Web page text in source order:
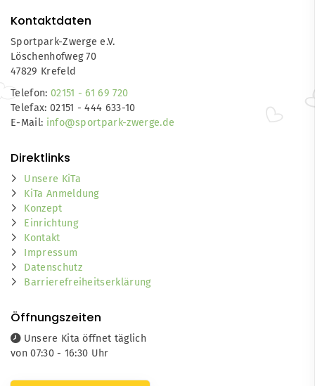
Kontaktdaten
Sportpark-Zwerge e.V.
Löschenhofweg 70
47829 Krefeld
Telefon: 02151 - 61 69 720
Telefax: 02151 - 444 633-10
E-Mail: info@sportpark-zwerge.de
Direktlinks
Unsere KiTa
KiTa Anmeldung
Konzept
Einrichtung
Kontakt
Impressum
Datenschutz
Barrierefreiheitserklärung
Öffnungszeiten
Unsere Kita öffnet täglich
von 07:30 - 16:30 Uhr